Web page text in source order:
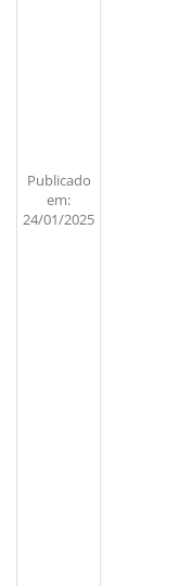
Publicado
em:
24/01/2025